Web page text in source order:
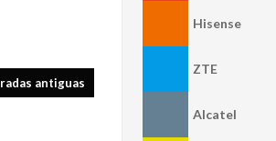
antiguas
Hisense
ZTE
Alcatel